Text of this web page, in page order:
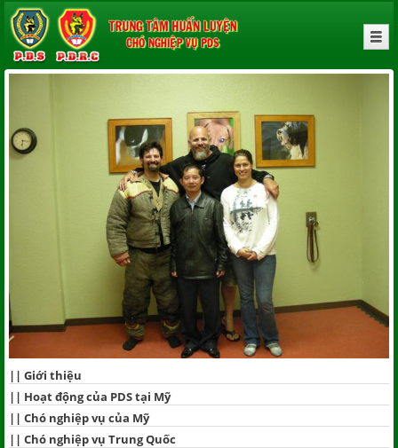
|| Giới thiệu
|| Hoạt động của PDS tại Mỹ
|| Chó nghiệp vụ của Mỹ
|| Chó nghiệp vụ Trung Quốc